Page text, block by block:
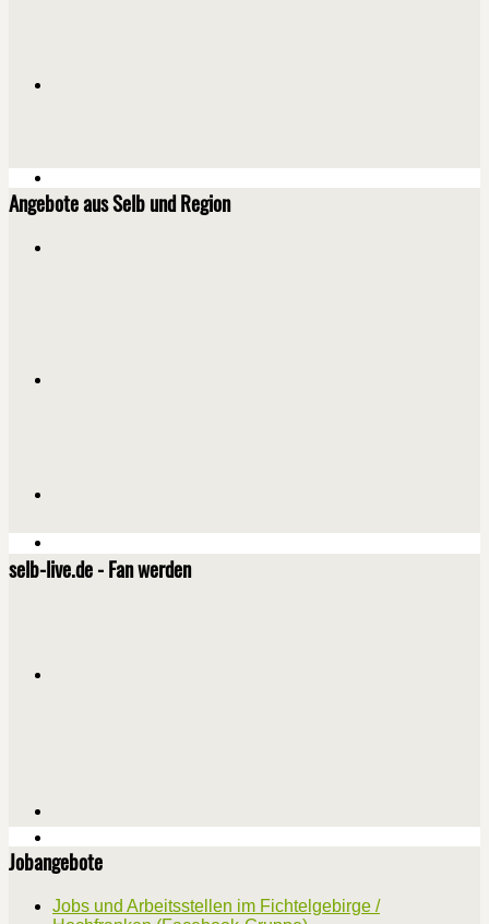
Angebote aus Selb und Region
selb-live.de - Fan werden
Jobangebote
Jobs und Arbeitsstellen im Fichtelgebirge /